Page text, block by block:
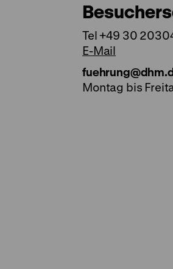
Tel +49 30
E-Mail
Montag bis